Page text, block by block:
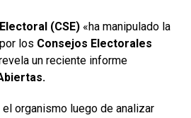
(CSE) «ha manipulado la
los Consejos Electorales
un reciente informe
organismo luego de analizar